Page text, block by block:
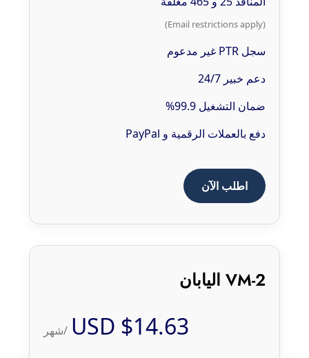
(Email restrictions apply)
سجل PTR غير مدعوم
دعم خبير 24/7
ضمان التشغيل 99.9%
دفع بالعملات الرقمية و PayPal
اطلب الآن
VM-2 اليابان
$14.63 USD /شهر